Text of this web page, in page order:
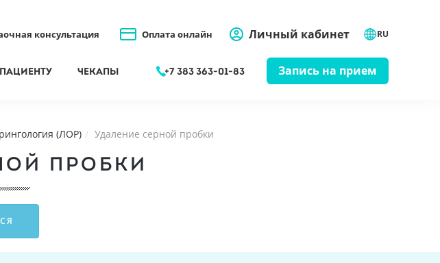
консультация Оплата онлайн Личный кабинет RU
Пациенту Чекапы +7 383 363-01-83 Запись на прием
(ЛОР) Удаление серной пробки
ПРОБКИ